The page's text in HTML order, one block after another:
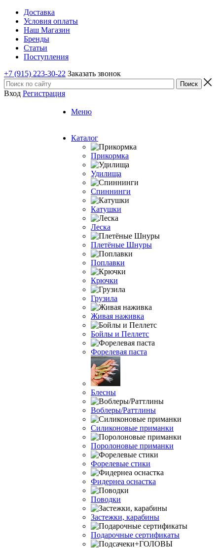
Доставка
Условия оплаты
Наш Магазин
Бренды
Статьи
Поступления
+7 (915) 223-30-22 Заказать звонок
Вход Регистрация
Меню
Каталог
Прикормка
Удилища
Спиннинги
Катушки
Леска
Плетёные Шнуры
Поплавки
Крючки
Грузила
Живая наживка
Бойлы и Пеллетс
Форелевая паста
Блесны
Воблеры/Раттлины
Силиконовые приманки
Поролоновые приманки
Форелевые стики
Фидернеа оснастка
Поводки
Застежки, карабины
Подарочные сертификаты